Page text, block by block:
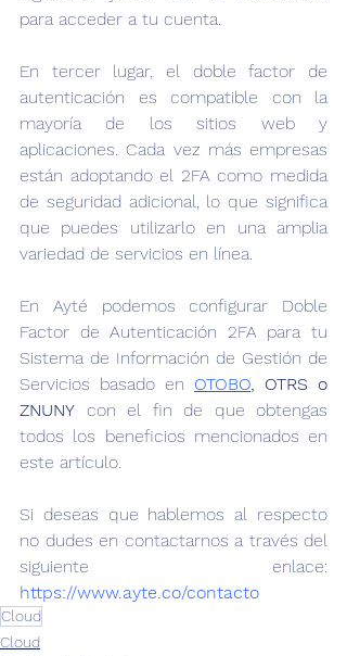
para acceder a tu cuenta.
En tercer lugar, el doble factor de
autenticación es compatible con la
mayoría de los sitios web y
aplicaciones. Cada vez más empresas
están adoptando el 2FA como medida
de seguridad adicional, lo que significa
que puedes utilizarlo en una amplia
variedad de servicios en línea.
En Ayté podemos configurar Doble
Factor de Autenticación 2FA para tu
Sistema de Información de Gestión de
Servicios basado en OTOBO, OTRS o
ZNUNY con el fin de que obtengas
todos los beneficios mencionados en
este artículo.
Si deseas que hablemos al respecto
no dudes en contactarnos a través del
https://www.ayte.co/contacto
Cloud
Cloud